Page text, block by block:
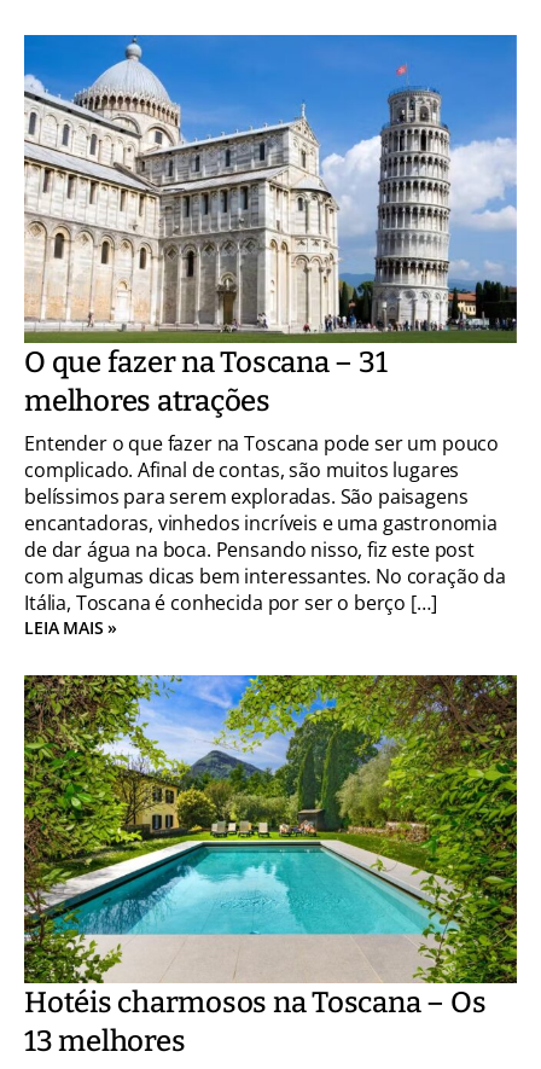
O que fazer na Toscana – 31
melhores atrações
Entender o que fazer na Toscana pode ser um pouco
complicado. Afinal de contas, são muitos lugares
belíssimos para serem exploradas. São paisagens
encantadoras, vinhedos incríveis e uma gastronomia
de dar água na boca. Pensando nisso, fiz este post
com algumas dicas bem interessantes. No coração da
Itália, Toscana é conhecida por ser o berço […]
LEIA MAIS »
Hotéis charmosos na Toscana – Os
13 melhores